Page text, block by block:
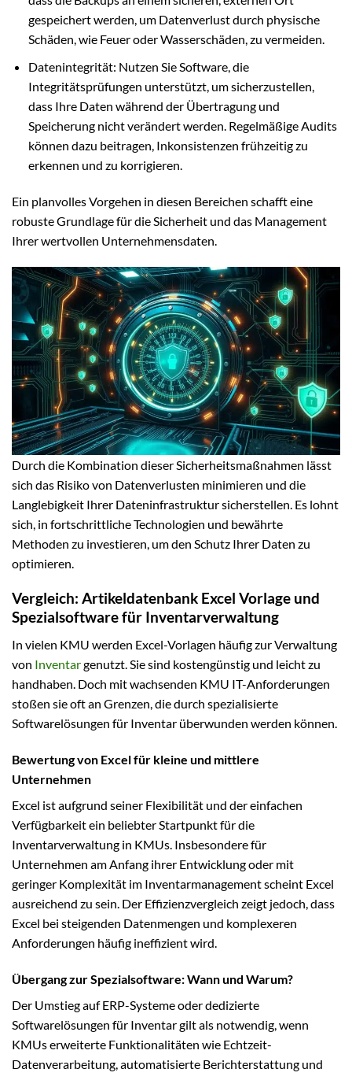
gespeichert werden, um Datenverlust durch physische
Schäden, wie Feuer oder Wasserschäden, zu vermeiden.
Datenintegrität: Nutzen Sie Software, die
Integritätsprüfungen unterstützt, um sicherzustellen,
dass Ihre Daten während der Übertragung und
Speicherung nicht verändert werden. Regelmäßige Audits
können dazu beitragen, Inkonsistenzen frühzeitig zu
erkennen und zu korrigieren.
Ein planvolles Vorgehen in diesen Bereichen schafft eine
robuste Grundlage für die Sicherheit und das Management
Ihrer wertvollen Unternehmensdaten.
Durch die Kombination dieser Sicherheitsmaßnahmen lässt
sich das Risiko von Datenverlusten minimieren und die
Langlebigkeit Ihrer Dateninfrastruktur sicherstellen. Es lohnt
sich, in fortschrittliche Technologien und bewährte
Methoden zu investieren, um den Schutz Ihrer Daten zu
optimieren.
Vergleich: Artikeldatenbank Excel Vorlage und
Spezialsoftware für Inventarverwaltung
In vielen KMU werden Excel-Vorlagen häufig zur Verwaltung
von Inventargenutzt. Sie sind kostengünstig und leicht zu
handhaben. Doch mit wachsenden KMU IT-Anforderungen
stoßen sie oft an Grenzen, die durch spezialisierte
Softwarelösungen für Inventar überwunden werden können.
Bewertung von Excel für kleine und mittlere
Unternehmen
Excel ist aufgrund seiner Flexibilität und der einfachen
Verfügbarkeit ein beliebter Startpunkt für die
Inventarverwaltung in KMUs. Insbesondere für
Unternehmen am Anfang ihrer Entwicklung oder mit
geringer Komplexität im Inventarmanagement scheint Excel
ausreichend zu sein. Der Effizienzvergleich zeigt jedoch, dass
Excel bei steigenden Datenmengen und komplexeren
Anforderungen häufig ineffizient wird.
Übergang zur Spezialsoftware: Wann und Warum?
Der Umstieg auf ERP-Systeme oder dedizierte
Softwarelösungen für Inventar gilt als notwendig, wenn
KMUs erweiterte Funktionalitäten wie Echtzeit-
Datenverarbeitung, automatisierte Berichterstattung und